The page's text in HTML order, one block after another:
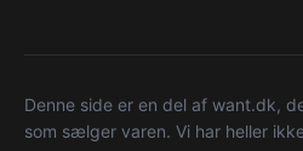
Denne side er en del af want.dk,
som sælger varen. Vi har heller